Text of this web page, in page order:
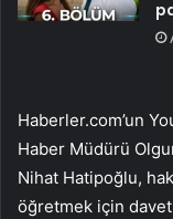
Haberler.com’un
Haber Müdürü
Nihat Hatipoğlu,
öğretmek için